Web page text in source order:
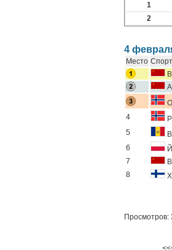
1
2
4
Место
4
5
6
7
8
Просмотров: